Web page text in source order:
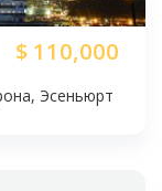
$ 110,000
Эсеньюрт